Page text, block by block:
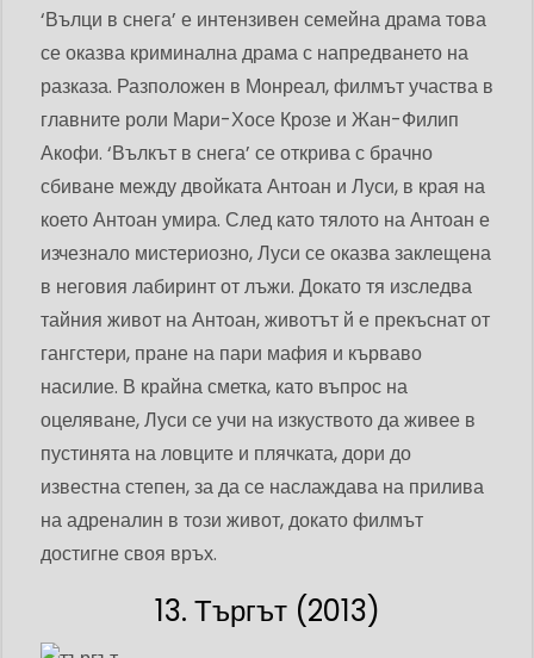
‘Вълци в снега’ е интензивен семейна драма това
се оказва криминална драма с напредването на
разказа. Разположен в Монреал, филмът участва в
главните роли Мари-Хосе Крозе и Жан-Филип
Акофи. ‘Вълкът в снега’ се открива с брачно
сбиване между двойката Антоан и Луси, в края на
което Антоан умира. След като тялото на Антоан е
изчезнало мистериозно, Луси се оказва заклещена
в неговия лабиринт от лъжи. Докато тя изследва
тайния живот на Антоан, животът й е прекъснат от
гангстери, пране на пари мафия и кърваво
насилие. В крайна сметка, като въпрос на
оцеляване, Луси се учи на изкуството да живее в
пустинята на ловците и плячката, дори до
известна степен, за да се наслаждава на прилива
на адреналин в този живот, докато филмът
достигне своя връх.
13. Търгът (2013)